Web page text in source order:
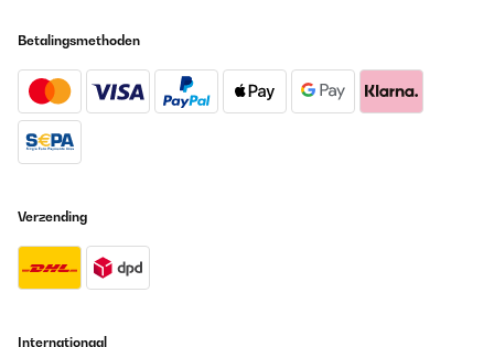
Betalingsmethoden
Verzending
Internationaal